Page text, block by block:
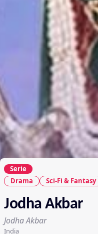
Serie
Drama
Sci-Fi & Fantasy
Jodha Akbar
Jodha Akbar
India